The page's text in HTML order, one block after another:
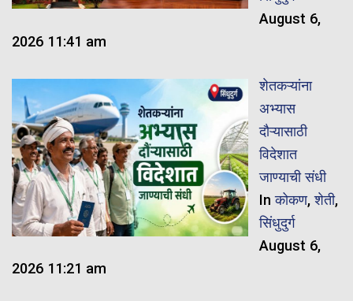
August 6,
2026 11:41 am
शेतकऱ्यांना
अभ्यास
दौऱ्यासाठी
विदेशात
जाण्याची संधी
Inकोकण,शेती,
सिंधुदुर्ग
August 6,
2026 11:21 am